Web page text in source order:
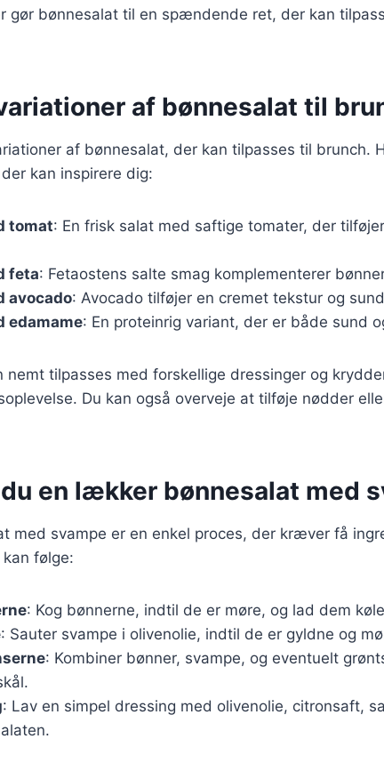
gør bønnesalat til en spændende ret, der kan
af bønnesalat til
af bønnesalat, der kan tilpasses til brunch.
kan inspirere dig:
tomat: En frisk salat med saftige tomater, der
feta: Fetaostens salte smag komplementerer
avocado: Avocado tilføjer en cremet tekstur og
edamame: En proteinrig variant, der er både sund
nemt tilpasses med forskellige dressinger og
Du kan også overveje at tilføje nødder
en lækker bønnesalat med
med svampe er en enkel proces, der kræver få
følge:
: Kog bønnerne, indtil de er møre, og lad dem
: Sauter svampe i olivenolie, indtil de er gyldne og
: Kombiner bønner, svampe, og eventuelt
: Lav en simpel dressing med olivenolie, citronsaft,